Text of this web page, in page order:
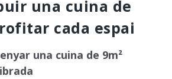
una cuina de
cada espai
una cuina de 9m²